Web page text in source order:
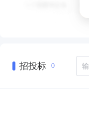
招投标 0